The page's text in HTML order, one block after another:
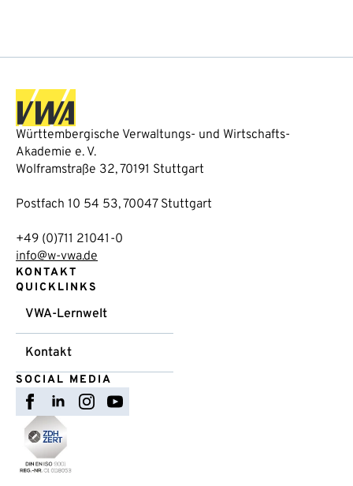
Württembergische Verwaltungs- und Wirtschafts-
Akademie e. V.
Wolframstraße 32, 70191 Stuttgart
Postfach 10 54 53, 70047 Stuttgart
+49 (0)711 21041-0
info@w-vwa.de
KONTAKT
QUICKLINKS
VWA-Lernwelt
Kontakt
SOCIAL MEDIA